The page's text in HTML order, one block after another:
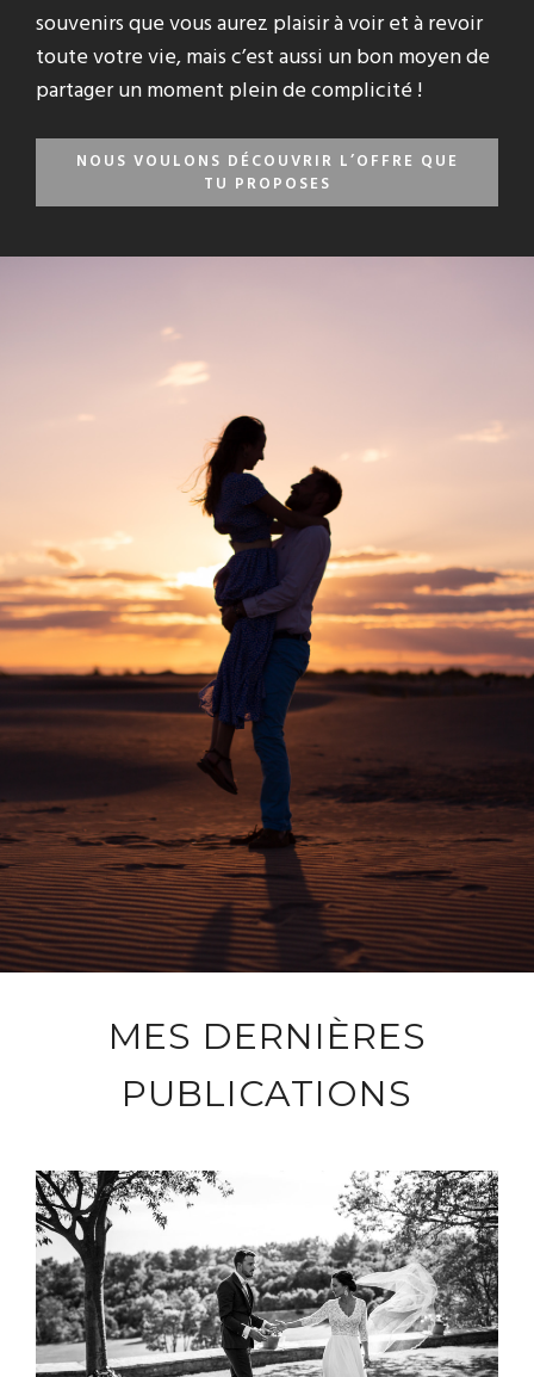
souvenirs que vous aurez plaisir à voir et à revoir
toute votre vie, mais c’est aussi un bon moyen de
partager un moment plein de complicité !
NOUS VOULONS DÉCOUVRIR L’OFFRE QUE
TU PROPOSES
MES DERNIÈRES
PUBLICATIONS